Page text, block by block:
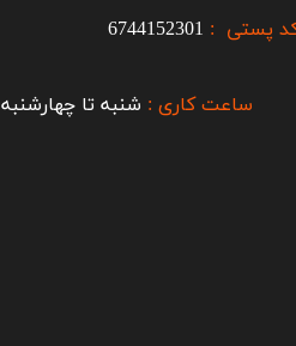
ساعت کاری : شنبه تا چهارشنبه 8 صبح تا 5 عصر
پستی : 6744152301